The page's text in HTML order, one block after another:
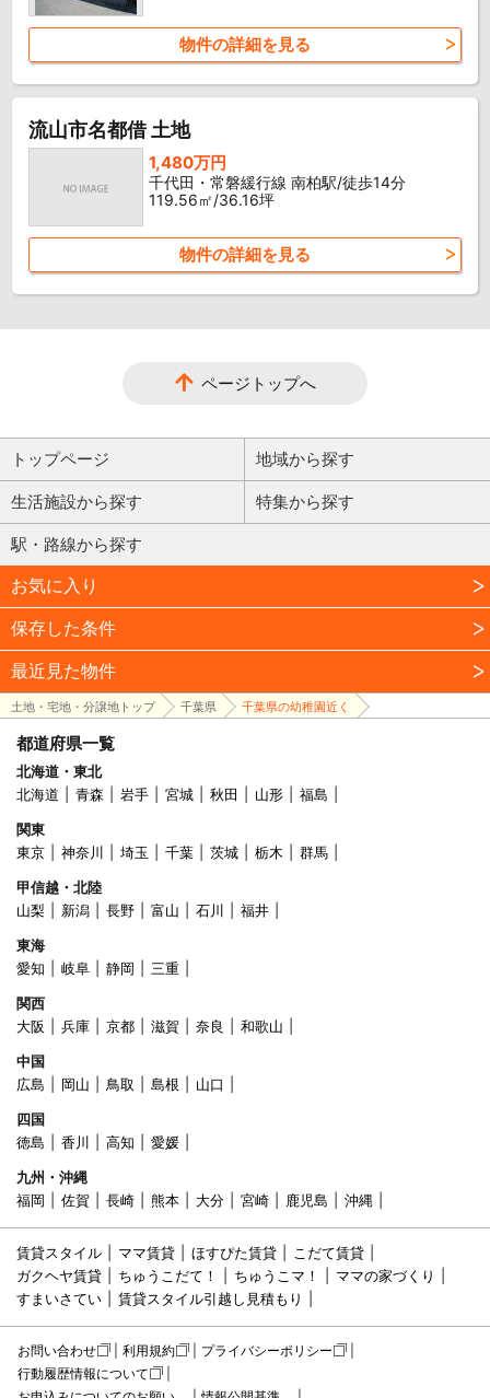
物件の詳細を見る
流山市名都借 土地
1,480万円
千代田・常磐緩行線 南柏駅/徒歩14分
119.56㎡/36.16坪
物件の詳細を見る
ページトップへ
トップページ 地域から探す
生活施設から探す 特集から探す
駅・路線から探す
お気に入り
保存した条件
最近見た物件
土地・宅地・分譲地トップ 千葉県 千葉県の幼稚園近く
都道府県一覧
北海道・東北
北海道
青森 岩手 宮城 秋田 山形
福島
関東
東京
神奈川 埼玉 千葉 茨城 栃木
群馬
甲信越・北陸
山梨
新潟 長野 富山 石川
福井
東海
愛知
岐阜 静岡
三重
関西
大阪
兵庫 京都 滋賀 奈良
和歌山
中国
広島
岡山 鳥取 島根
山口
四国
徳島
香川 高知
愛媛
九州・沖縄
福岡
佐賀 長崎 熊本 大分 宮崎 鹿児島 沖縄
賃貸スタイル ママ賃貸 ほすぴた賃貸
こだて賃貸
ガクヘヤ賃貸
ちゅうこだて！ ちゅうこマ！
ママの家づくり
すまいさてい
賃貸スタイル引越し見積もり
お問い合わせ 利用規約
プライバシーポリシー
行動履歴情報について